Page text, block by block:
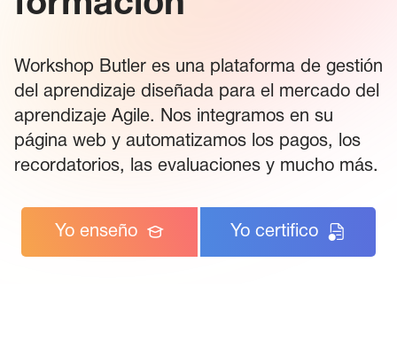
Workshop Butler es una plataforma de gestión
del aprendizaje diseñada para el mercado del
aprendizaje Agile. Nos integramos en su
página web y automatizamos los pagos, los
recordatorios, las evaluaciones y mucho más.
Yo enseño Yo certifico